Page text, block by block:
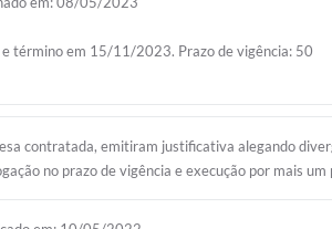
término em 15/11/2023. Prazo de vigência: 50
contratada, emitiram justificativa alegando
no prazo de vigência e execução por mais um